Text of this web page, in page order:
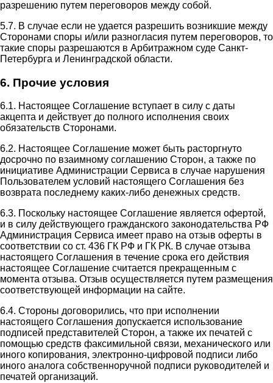
разрешению путем переговоров между собой.
5.7. В случае если не удается разрешить возникшие между
Сторонами споры и/или разногласия путем переговоров, то
такие споры разрешаются в Арбитражном суде Санкт-
Петербурга и Ленинградской области.
6. Прочие условия
6.1. Настоящее Соглашение вступает в силу с даты
акцепта и действует до полного исполнения своих
обязательств Сторонами.
6.2. Настоящее Соглашение может быть расторгнуто
досрочно по взаимному соглашению Сторон, а также по
инициативе Администрации Сервиса в случае нарушения
Пользователем условий настоящего Соглашения без
возврата последнему каких-либо денежных средств.
6.3. Поскольку настоящее Соглашение является офертой,
и в силу действующего гражданского законодательства РФ
Администрация Сервиса имеет право на отзыв оферты в
соответствии со ст. 436 ГК РФ и ГК РК. В случае отзыва
настоящего Соглашения в течение срока его действия
настоящее Соглашение считается прекращенным с
момента отзыва. Отзыв осуществляется путем размещения
соответствующей информации на сайте.
6.4. Стороны договорились, что при исполнении
настоящего Соглашения допускается использование
подписей представителей Сторон, а также их печатей с
помощью средств факсимильной связи, механического или
иного копирования, электронно-цифровой подписи либо
иного аналога собственноручной подписи руководителей и
печатей организаций.